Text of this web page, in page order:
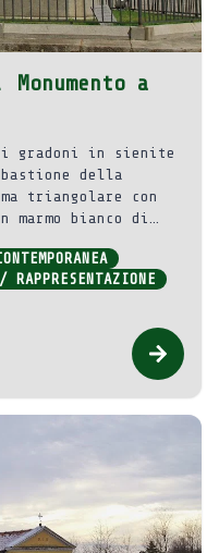
Monumento a
gradoni in sienite
della
triangolare con
bianco di
/ RAPPRESENTAZIONE